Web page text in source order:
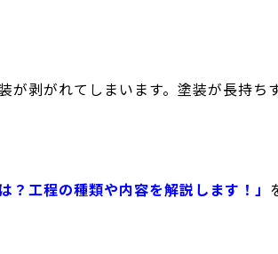
が剥がれてしまいます。塗装が長持ち
？工程の種類や内容を解説します！」